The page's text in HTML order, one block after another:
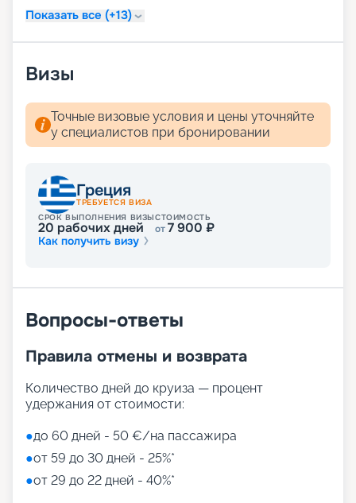
дома. Для того чтобы воспользоваться нашими
менеджерами.
Показать все (+13)
Визы
Точные визовые условия и цены уточняйте
у специалистов при бронировании
Греция
ТРЕБУЕТСЯ ВИЗА
СРОК ВЫПОЛНЕНИЯ ВИЗЫ
20 рабочих дней
СТОИМОСТЬ
от7 900 ₽
Как получить визу
Вопросы-ответы
Правила отмены и возврата
Количество дней до круиза — процент
удержания от стоимости:
●до 60 дней - 50 €/на пассажира
●от 59 до 30 дней - 25%*
●от 29 до 22 дней - 40%*